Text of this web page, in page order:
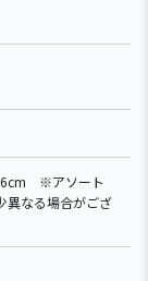
※アソート
異なる場合がござ